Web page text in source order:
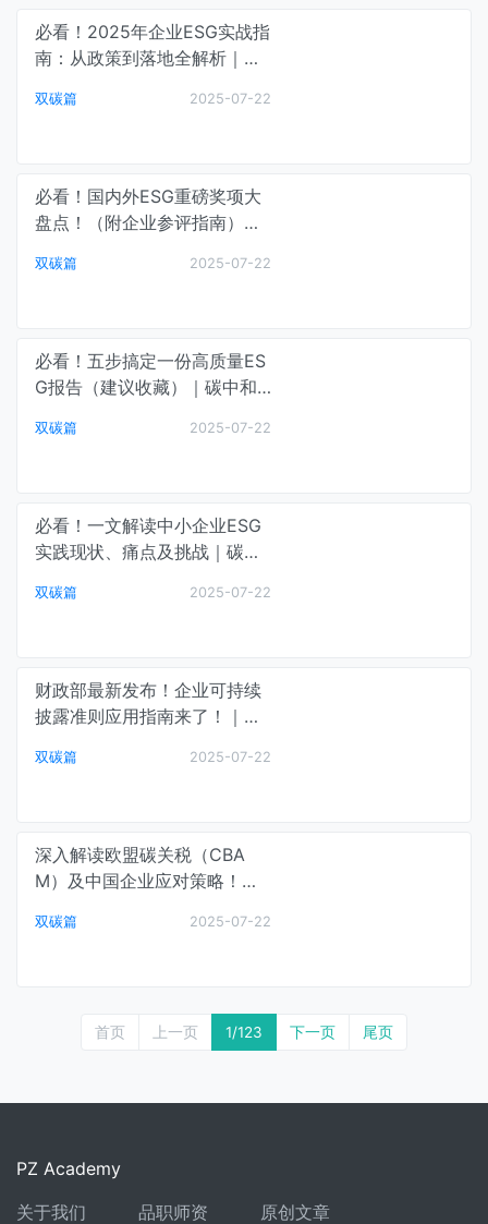
必看！2025年企业ESG实战指
南：从政策到落地全解析｜碳
双碳篇 2025-07-22
必看！国内外ESG重磅奖项大
盘点！（附企业参评指南）｜
双碳篇 2025-07-22
必看！五步搞定一份高质量ES
G报告（建议收藏）｜碳中和
双碳篇 2025-07-22
必看！一文解读中小企业ESG
实践现状、痛点及挑战｜碳中
双碳篇 2025-07-22
财政部最新发布！企业可持续
披露准则应用指南来了！｜碳
双碳篇 2025-07-22
深入解读欧盟碳关税（CBA
M）及中国企业应对策略！｜
双碳篇 2025-07-22
首页 上一页 1/123 下一页 尾页
PZ Academy
关于我们
品职师资
原创文章